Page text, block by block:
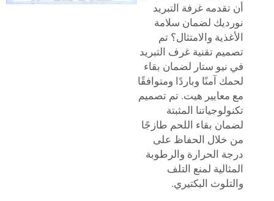
غرفة التبريد
لضمان سلامة
والامتثال؟ تم
تقنية غرف التبريد
ستار لضمان بقاء
آمنًا وباردًا ومتوافقًا
هيت. تم تصميم
المثبتة
بقاء اللحم طازجًا
الحفاظ على
الحرارة والرطوبة
لمنع التلف
البكتيري.